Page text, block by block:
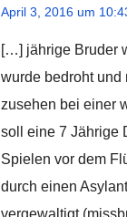
April 3, 2016 um
[…] jährige Bruder
wurde bedroht und
zusehen bei einer
soll eine 7 Jährige
Spielen vor dem
durch einen